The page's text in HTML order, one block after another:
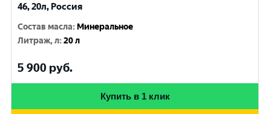
46, 20л, Россия
Состав масла: Минеральное
Литраж, л:20 л
5 900 руб.
Купить в 1 клик